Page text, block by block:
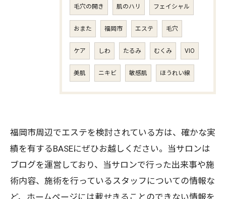
毛穴の開き 肌のハリ フェイシャル
おまた 福岡市 エステ 毛穴
ケア しわ たるみ むくみ VIO
美肌 ニキビ 敏感肌 ほうれい線
福岡市周辺でエステを検討されている方は、確かな実
績を有するBASEにぜひお越しください。当サロンは
ブログを運営しており、当サロンで行った出来事や施
術内容、施術を行っているスタッフについての情報な
ど、ホームページには載せきることのできない情報を